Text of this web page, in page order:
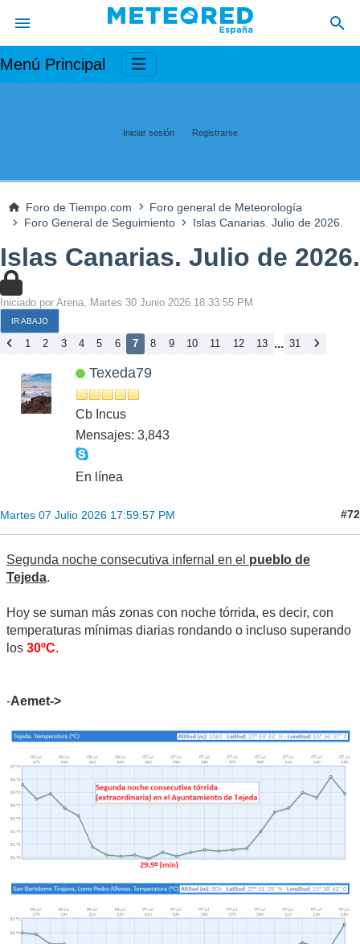
Menú Principal
Iniciar sesión Registrarse
Foro de Tiempo.com
Foro general de Meteorología
Foro General de Seguimiento
Islas Canarias. Julio de 2026.
Islas Canarias. Julio de 2026.
Iniciado por Arena, Martes 30 Junio 2026 18:33:55 PM
IR ABAJO
1 2 3 4 5 6 7 8 9 10 11 12 13 ... 31
Texeda79
Cb Incus
Mensajes: 3,843
En línea
Martes 07 Julio 2026 17:59:57 PM #72
Segunda noche consecutiva infernal en el pueblo de
Tejeda.
Hoy se suman más zonas con noche tórrida, es decir, con
temperaturas mínimas diarias rondando o incluso superando
los 30ºC.
-Aemet->